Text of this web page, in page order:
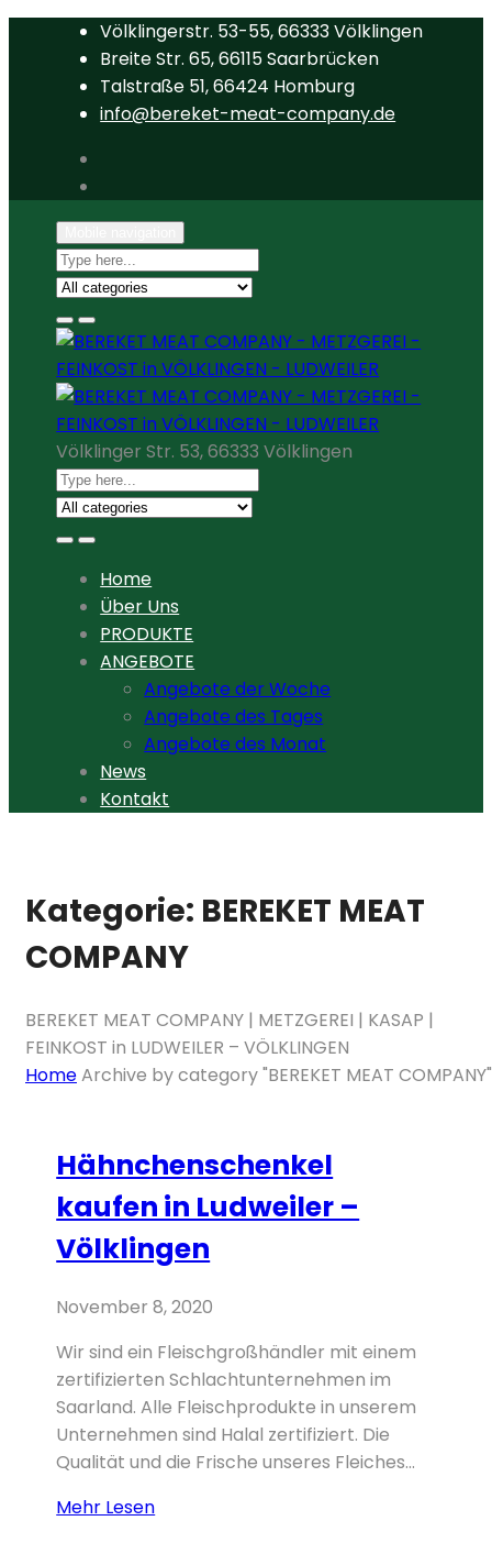
Völklingerstr. 53-55, 66333 Völklingen
Breite Str. 65, 66115 Saarbrücken
Talstraße 51, 66424 Homburg
info@bereket-meat-company.de
Völklinger Str. 53, 66333 Völklingen
Home
Über Uns
PRODUKTE
ANGEBOTE
Angebote der Woche
Angebote des Tages
Angebote des Monat
News
Kontakt
Kategorie: BEREKET MEAT
COMPANY
BEREKET MEAT COMPANY | METZGEREI | KASAP |
FEINKOST in LUDWEILER – VÖLKLINGEN
HomeArchive by category "BEREKET MEAT COMPANY"
Skip
to
content
Hähnchenschenkel
kaufen in Ludweiler –
Völklingen
November 8, 2020
Wir sind ein Fleischgroßhändler mit einem
zertifizierten Schlachtunternehmen im
Saarland. Alle Fleischprodukte in unserem
Unternehmen sind Halal zertifiziert. Die
Qualität und die Frische unseres Fleiches...
Mehr LesenHähnchenschenkel